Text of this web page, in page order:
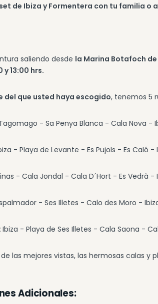
de Ibiza y Formentera con tu familia o
saliendo desde la Marina Botafoch
y 13:00 hrs.
del que usted haya escogido, tenemos 5
- Sa Penya Blanca - Cala Nova -
- Playa de Levante - Es Pujols - Es Caló -
- Cala Jondal - Cala D´Hort - Es Vedrà -
- Ses Illetes - Calo des Moro -
Ibiza - Playa de Ses Illetes - Cala Saona -
las mejores vistas, las hermosas calas y
Adicionales: